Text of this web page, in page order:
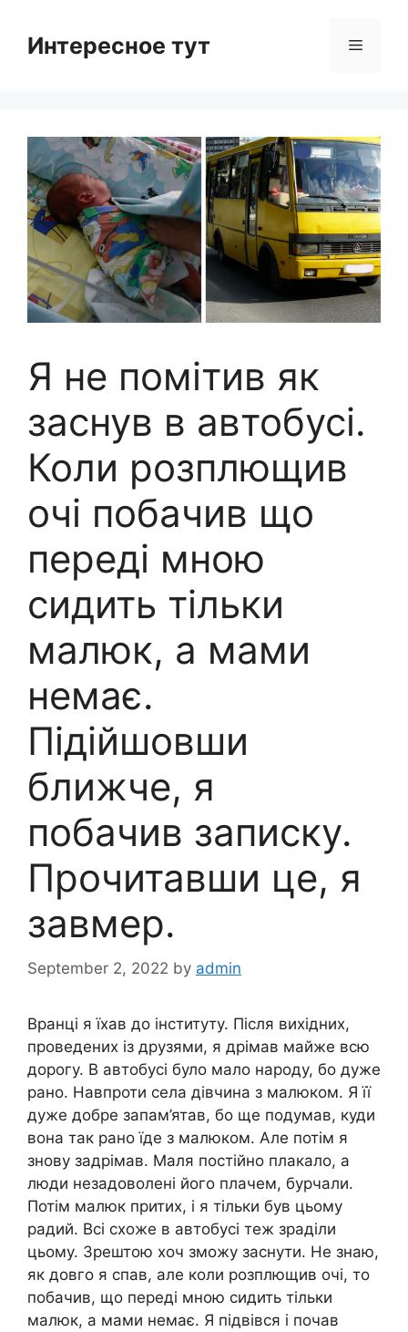
contentИнтересное тут Menu
Я не помітив як
заснув в автобусі.
Коли розплющив
очі побачив що
переді мною
сидить тільки
малюк, а мами
немає.
Підійшовши
ближче, я
побачив записку.
Прочитавши це, я
завмер.
September 2, 2022 by admin
Вранці я їхав до інституту. Після вихідних,
проведених із друзями, я дрімав майже всю
дорогу. В автобусі було мало народу, бо дуже
рано. Навпроти села дівчина з малюком. Я її
дуже добре запам’ятав, бо ще подумав, куди
вона так рано їде з малюком. Але потім я
знову задрімав. Маля постійно плакало, а
люди незадоволені його плачем, бурчали.
Потім малюк притих, і я тільки був цьому
радий. Всі схоже в автобусі теж зраділи
цьому. Зрештою хоч зможу заснути. Не знаю,
як довго я спав, але коли розплющив очі, то
побачив, що переді мною сидить тільки
малюк, а мами немає. Я підвівся і почав